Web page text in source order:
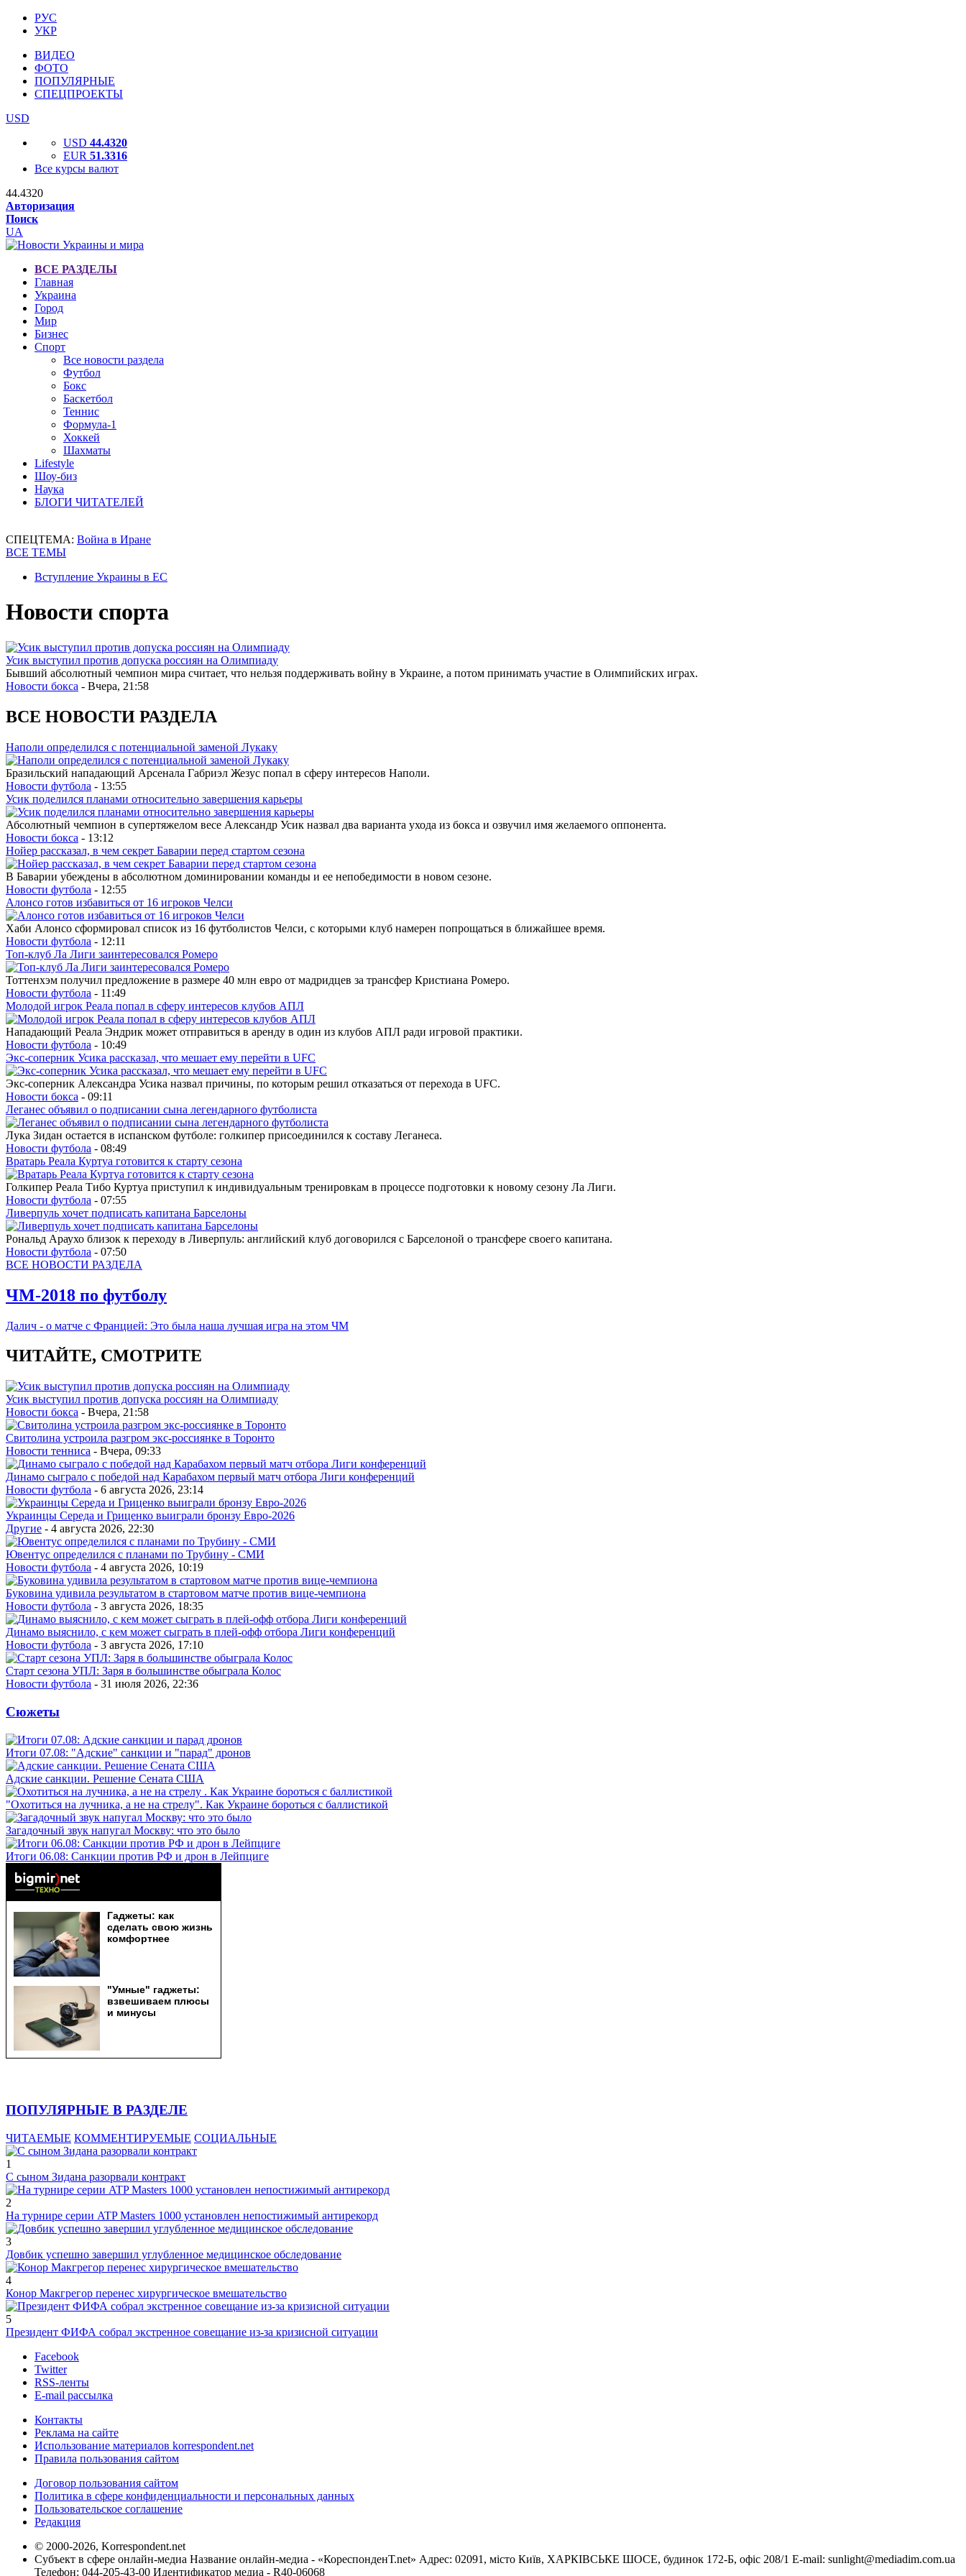
РУС
УКР
ВИДЕО
ФОТО
ПОПУЛЯРНЫЕ
СПЕЦПРОЕКТЫ
USD
USD 44.4320
EUR 51.3316
Все курсы валют
44.4320
Авторизация
Поиск
UA
ВСЕ РАЗДЕЛЫ
Главная
Украина
Город
Мир
Бизнес
Спорт
Все новости раздела
Футбол
Бокс
Баскетбол
Теннис
Формула-1
Хоккей
Шахматы
Lifestyle
Шоу-биз
Наука
БЛОГИ ЧИТАТЕЛЕЙ
СПЕЦТЕМА: Война в Иране
ВСЕ ТЕМЫ
Вступление Украины в ЕС
Новости спорта
Усик выступил против допуска россиян на Олимпиаду
Бывший абсолютный чемпион мира считает, что нельзя поддерживать войну в Украине, а потом принимать участие в Олимпийских играх.
Новости бокса - Вчера, 21:58
ВСЕ НОВОСТИ РАЗДЕЛА
Наполи определился с потенциальной заменой Лукаку
Бразильский нападающий Арсенала Габриэл Жезус попал в сферу интересов Наполи.
Новости футбола - 13:55
Усик поделился планами относительно завершения карьеры
Абсолютный чемпион в супертяжелом весе Александр Усик назвал два варианта ухода из бокса и озвучил имя желаемого оппонента.
Новости бокса - 13:12
Нойер рассказал, в чем секрет Баварии перед стартом сезона
В Баварии убеждены в абсолютном доминировании команды и ее непобедимости в новом сезоне.
Новости футбола - 12:55
Алонсо готов избавиться от 16 игроков Челси
Хаби Алонсо сформировал список из 16 футболистов Челси, с которыми клуб намерен попрощаться в ближайшее время.
Новости футбола - 12:11
Топ-клуб Ла Лиги заинтересовался Ромеро
Тоттенхэм получил предложение в размере 40 млн евро от мадридцев за трансфер Кристиана Ромеро.
Новости футбола - 11:49
Молодой игрок Реала попал в сферу интересов клубов АПЛ
Нападающий Реала Эндрик может отправиться в аренду в один из клубов АПЛ ради игровой практики.
Новости футбола - 10:49
Экс-соперник Усика рассказал, что мешает ему перейти в UFC
Экс-соперник Александра Усика назвал причины, по которым решил отказаться от перехода в UFC.
Новости бокса - 09:11
Леганес объявил о подписании сына легендарного футболиста
Лука Зидан остается в испанском футболе: голкипер присоединился к составу Леганеса.
Новости футбола - 08:49
Вратарь Реала Куртуа готовится к старту сезона
Голкипер Реала Тибо Куртуа приступил к индивидуальным тренировкам в процессе подготовки к новому сезону Ла Лиги.
Новости футбола - 07:55
Ливерпуль хочет подписать капитана Барселоны
Рональд Араухо близок к переходу в Ливерпуль: английский клуб договорился с Барселоной о трансфере своего капитана.
Новости футбола - 07:50
ВСЕ НОВОСТИ РАЗДЕЛА
ЧМ-2018 по футболу
Далич - о матче с Францией: Это была наша лучшая игра на этом ЧМ
ЧИТАЙТЕ, СМОТРИТЕ
Усик выступил против допуска россиян на Олимпиаду
Новости бокса - Вчера, 21:58
Свитолина устроила разгром экс-россиянке в Торонто
Новости тенниса - Вчера, 09:33
Динамо сыграло с победой над Карабахом первый матч отбора Лиги конференций
Новости футбола - 6 августа 2026, 23:14
Украинцы Середа и Гриценко выиграли бронзу Евро-2026
Другие - 4 августа 2026, 22:30
Ювентус определился с планами по Трубину - СМИ
Новости футбола - 4 августа 2026, 10:19
Буковина удивила результатом в стартовом матче против вице-чемпиона
Новости футбола - 3 августа 2026, 18:35
Динамо выяснило, с кем может сыграть в плей-офф отбора Лиги конференций
Новости футбола - 3 августа 2026, 17:10
Старт сезона УПЛ: Заря в большинстве обыграла Колос
Новости футбола - 31 июля 2026, 22:36
Сюжеты
Итоги 07.08: "Адские" санкции и "парад" дронов
Адские санкции. Решение Сената США
"Охотиться на лучника, а не на стрелу". Как Украине бороться с баллистикой
Загадочный звук напугал Москву: что это было
Итоги 06.08: Санкции против РФ и дрон в Лейпциге
ПОПУЛЯРНЫЕ В РАЗДЕЛЕ
ЧИТАЕМЫЕ КОММЕНТИРУЕМЫЕ СОЦИАЛЬНЫЕ
1
С сыном Зидана разорвали контракт
2
На турнире серии ATP Masters 1000 установлен непостижимый антирекорд
3
Довбик успешно завершил углубленное медицинское обследование
4
Конор Макгрегор перенес хирургическое вмешательство
5
Президент ФИФА собрал экстренное совещание из-за кризисной ситуации
Facebook
Twitter
RSS-ленты
E-mail рассылка
Контакты
Реклама на сайте
Использование материалов korrespondent.net
Правила пользования сайтом
Договор пользования сайтом
Политика в сфере конфиденциальности и персональных данных
Пользовательское соглашение
Редакция
© 2000-2026, Korrespondent.net
Субъект в сфере онлайн-медиа Название онлайн-медиа - «КореспонденТ.net» Адрес: 02091, місто Київ, ХАРКІВСЬКЕ ШОСЕ, будинок 172-Б, офіс 208/1 E-mail: sunlight@mediadim.com.ua
Телефон: 044-205-43-00 Идентификатор медиа - R40-06068